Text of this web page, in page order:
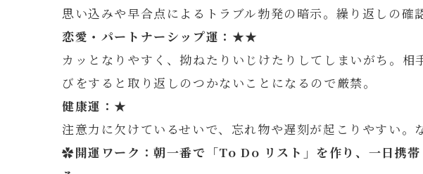
思い込みや早合点によるトラブル勃発の暗示。繰り返しの確
恋愛・パートナーシップ運：★★
カッとなりやすく、拗ねたりいじけたりしてしまいがち。
びをすると取り返しのつかないことになるので厳禁。
健康運：★
注意力に欠けているせいで、忘れ物や遅刻が起こりやすい。
✿開運ワーク：朝一番で「To Do リスト」を作り、一日携帯